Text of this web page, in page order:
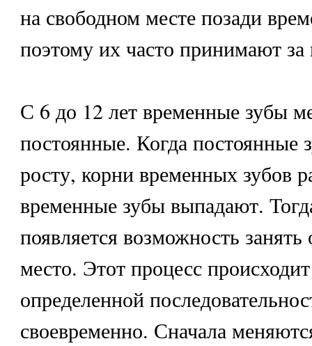
на свободном месте позади
поэтому их часто принимают
С 6 до 12 лет временные зубы
постоянные. Когда постоянные
росту, корни временных зубов
временные зубы выпадают.
появляется возможность
место. Этот процесс
определенной
своевременно. Сначала